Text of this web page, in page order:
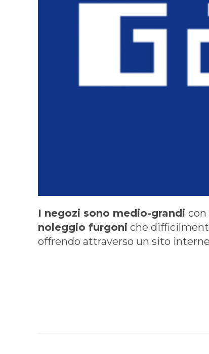
I negozi sono medio-grandi con
noleggio furgoni che
offrendo attraverso un sito